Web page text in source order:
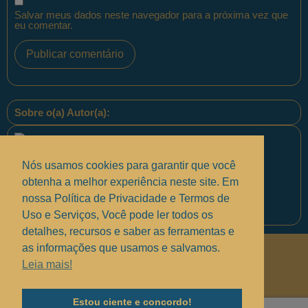
Salvar meus dados neste navegador para a próxima vez que
eu comentar.
Sobre o(a) Autor(a):
Equipe PontoPM
Políticas de Privacidade.
Solucionando suas dúvidas
Nós usamos cookies para garantir que você
obtenha a melhor experiência neste site. Em
nossa Política de Privacidade e Termos de
Uso e Serviços, Você pode ler todos os
detalhes, recursos e saber as ferramentas e
as informações que usamos e salvamos.
Leia mais!
Estou ciente e concordo!